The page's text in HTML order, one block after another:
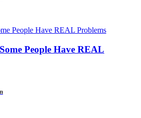
People Have REAL